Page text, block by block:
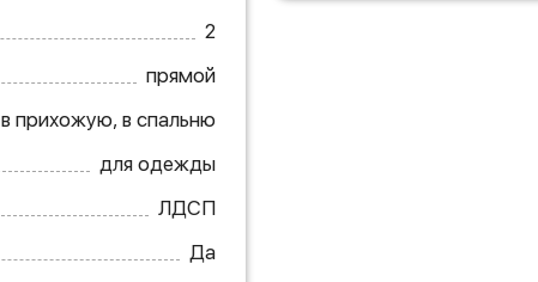
2
прямой
в прихожую, в спальню
для одежды
ЛДСП
Да